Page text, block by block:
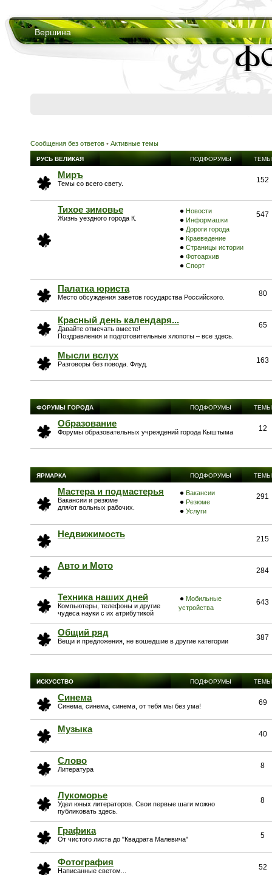
Вершина
Сообщения без ответов • Активные темы
РУСЬ ВЕЛИКАЯ ПОДФОРУМЫ ТЕМЫ
Миръ
Темы со всего свету. 152
Тихое зимовье
Жизнь уездного города К.
Новости
Информашки
Дороги города
Краеведение
Страницы истории
Фотоархив
Спорт
547
Палатка юриста
Место обсуждения заветов государства Российского. 80
Красный день календаря...
Давайте отмечать вместе!
Поздравления и подготовительные хлопоты – все здесь.
65
Мысли вслух
Разговоры без повода. Флуд. 163
ФОРУМЫ ГОРОДА ПОДФОРУМЫ ТЕМЫ
Образование
Форумы образовательных учреждений города Кыштыма 12
ЯРМАРКА ПОДФОРУМЫ ТЕМЫ
Мастера и подмастерья
Вакансии и резюме
для/от вольных рабочих.
Вакансии
Резюме
Услуги
291
Недвижимость 215
Авто и Мото 284
Техника наших дней
Компьютеры, телефоны и другие
чудеса науки с их атрибутикой
Мобильные
устройства
643
Общий ряд
Вещи и предложения, не вошедшие в другие категории 387
ИСКУССТВО ПОДФОРУМЫ ТЕМЫ
Синема
Синема, синема, синема, от тебя мы без ума! 69
Музыка 40
Слово
Литература 8
Лукоморье
Удел юных литераторов. Свои первые шаги можно
публиковать здесь.
8
Графика
От чистого листа до "Квадрата Малевича" 5
Фотография
Написанные светом... 52